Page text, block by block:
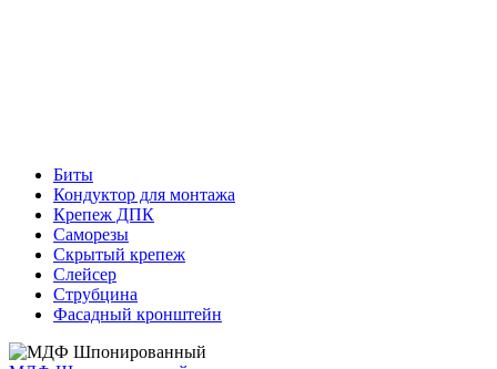
Биты
Кондуктор для монтажа
Крепеж ДПК
Саморезы
Скрытый крепеж
Слейсер
Струбцина
Фасадный кронштейн